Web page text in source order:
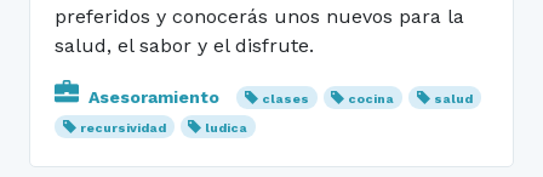
preferidos y conocerás unos nuevos para la
salud, el sabor y el disfrute.
Asesoramiento clases cocina
salud
recursividad
ludica